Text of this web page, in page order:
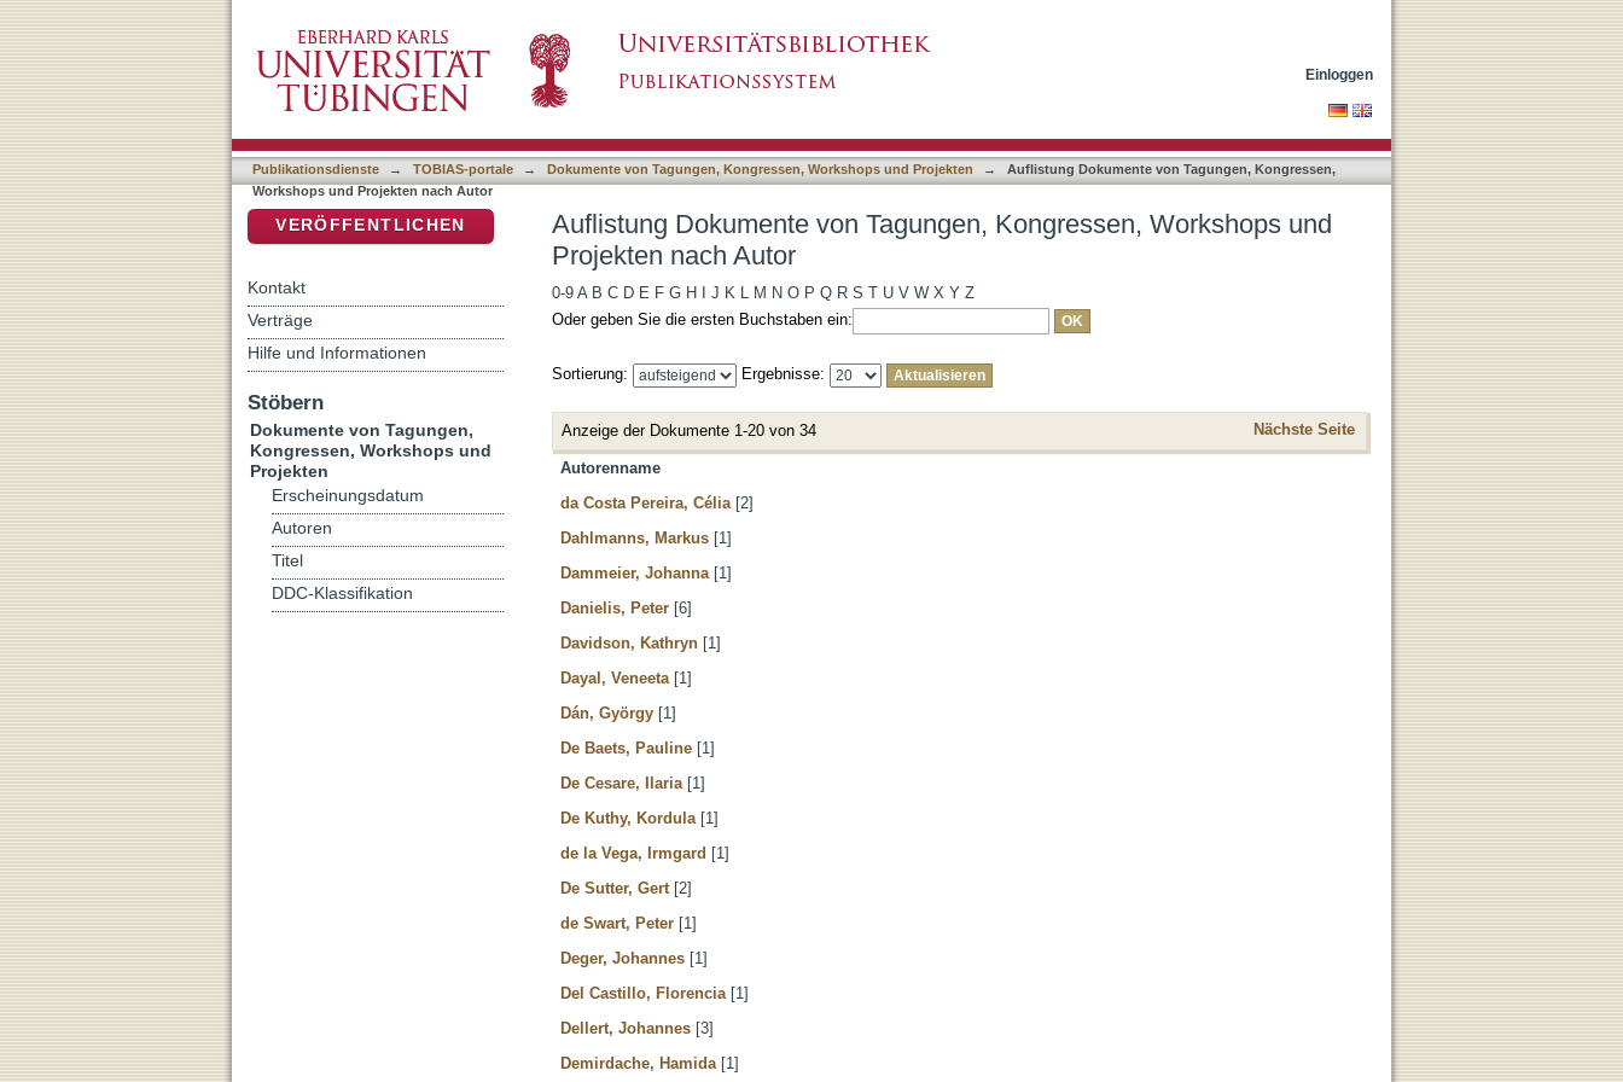
Einloggen
Publikationsdienste → TOBIAS-portale → Dokumente von Tagungen, Kongressen, Workshops und Projekten →
Auflistung Dokumente von Tagungen, Kongressen,
Workshops und Projekten nach Autor
Auflistung Dokumente von Tagungen, Kongressen, Workshops und
Projekten nach Autor
0-9 A B C D E F G H J K L M N O P Q R S T U V W X Y Z
Oder geben Sie die ersten Buchstaben ein:
Sortierung: Ergebnisse:
Anzeige der Dokumente 1-20 von 34 Nächste Seite
Autorenname
da Costa Pereira, Célia [2]
Dahlmanns, Markus [1]
Dammeier, Johanna [1]
Danielis, Peter [6]
Davidson, Kathryn [1]
Dayal, Veneeta [1]
Dán, György [1]
De Baets, Pauline [1]
De Cesare, Ilaria [1]
De Kuthy, Kordula [1]
de la Vega, Irmgard [1]
De Sutter, Gert [2]
de Swart, Peter [1]
Deger, Johannes [1]
Del Castillo, Florencia [1]
Dellert, Johannes [3]
Demirdache, Hamida [1]
VERÖFFENTLICHEN
Kontakt
Verträge
Hilfe und Informationen
Stöbern
Dokumente von Tagungen,
Kongressen, Workshops und
Projekten
Erscheinungsdatum
Autoren
Titel
DDC-Klassifikation